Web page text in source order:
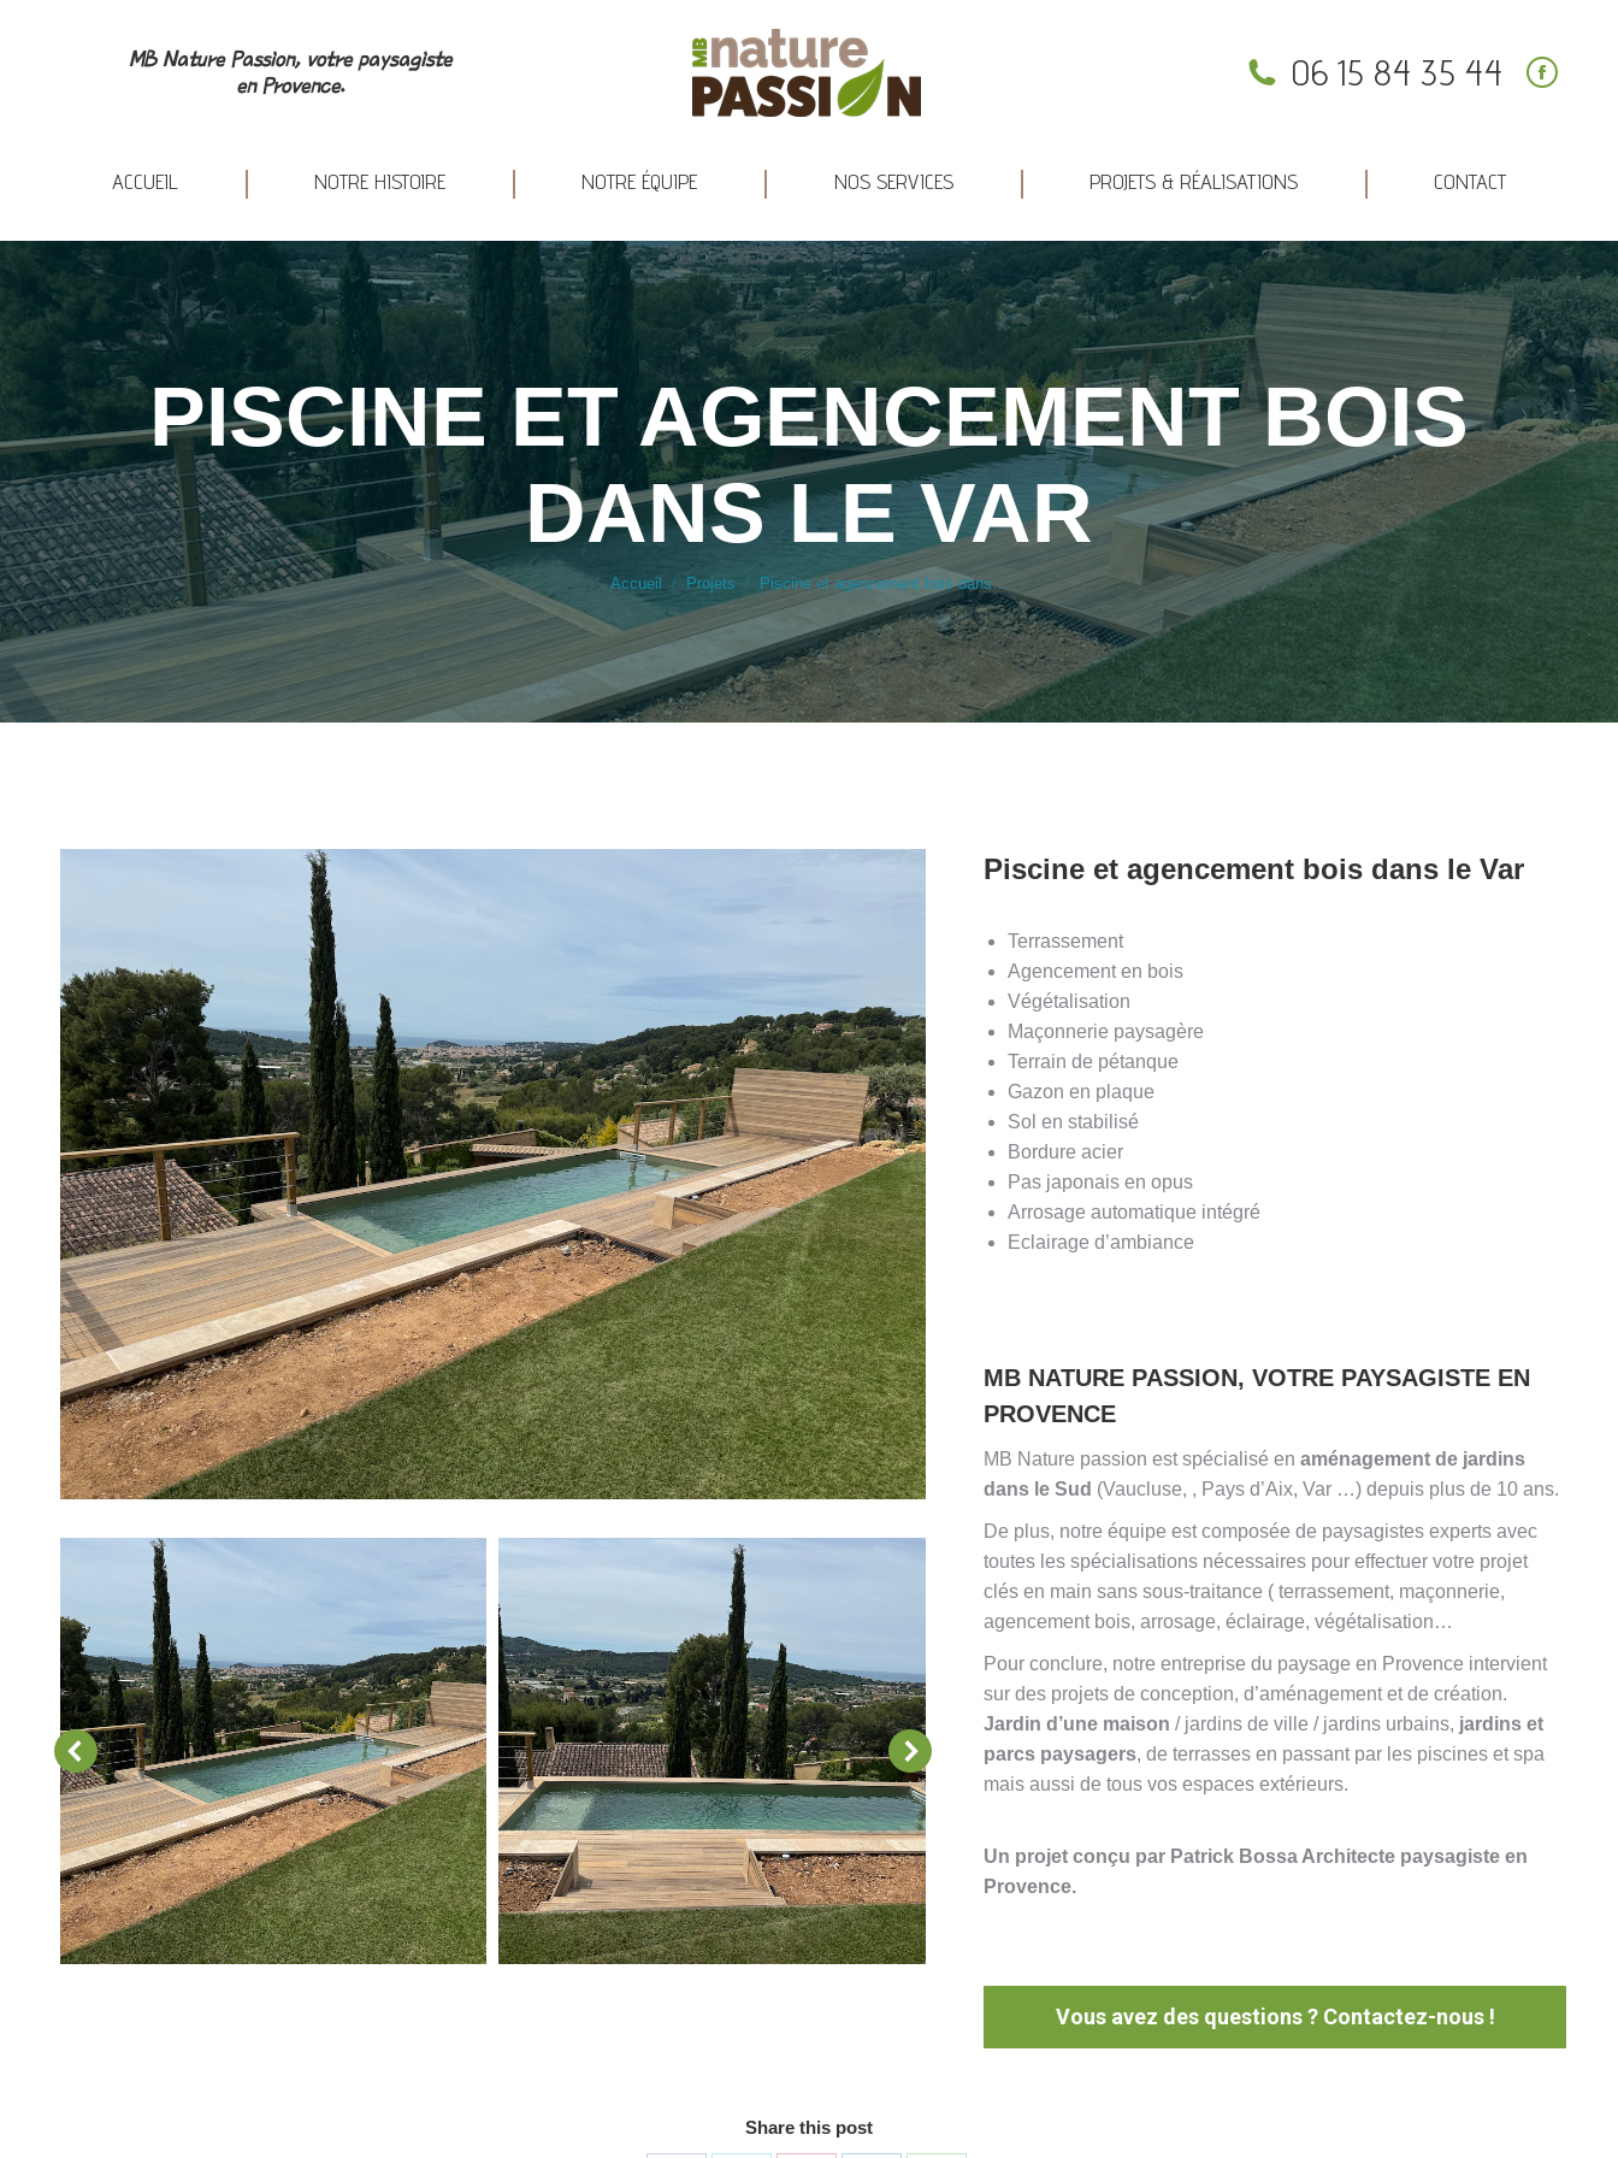
MB Nature Passion, votre paysagiste
en Provence.
06 15 84 35 44
ACCUEIL NOTRE HISTOIRE NOTRE ÉQUIPE NOS SERVICES PROJETS & RÉALISATIONS CONTACT
PISCINE ET AGENCEMENT BOIS
DANS LE VAR
Vous êtes ici :
Accueil Projets Piscine et agencement bois dans…
Piscine et agencement bois dans le Var
Terrassement
Agencement en bois
Végétalisation
Maçonnerie paysagère
Terrain de pétanque
Gazon en plaque
Sol en stabilisé
Bordure acier
Pas japonais en opus
Arrosage automatique intégré
Eclairage d’ambiance
MB NATURE PASSION, VOTRE PAYSAGISTE EN
PROVENCE
MB Nature passion est spécialisé en aménagement de jardins
dans le Sud (Vaucluse, , Pays d’Aix, Var …) depuis plus de 10 ans.
De plus, notre équipe est composée de paysagistes experts avec
toutes les spécialisations nécessaires pour effectuer votre projet
clés en main sans sous-traitance ( terrassement, maçonnerie,
agencement bois, arrosage, éclairage, végétalisation…
Pour conclure, notre entreprise du paysage en Provence intervient
sur des projets de conception, d’aménagement et de création.
Jardin d’une maison / jardins de ville / jardins urbains, jardins et
parcs paysagers, de terrasses en passant par les piscines et spa
mais aussi de tous vos espaces extérieurs.
Un projet conçu par Patrick Bossa Architecte paysagiste en
Provence.
Vous avez des questions ? Contactez-nous !
Share this post
ACCUEIL NOTRE ÉQUIPE PROJETS & RÉALISATIONS CONTACT